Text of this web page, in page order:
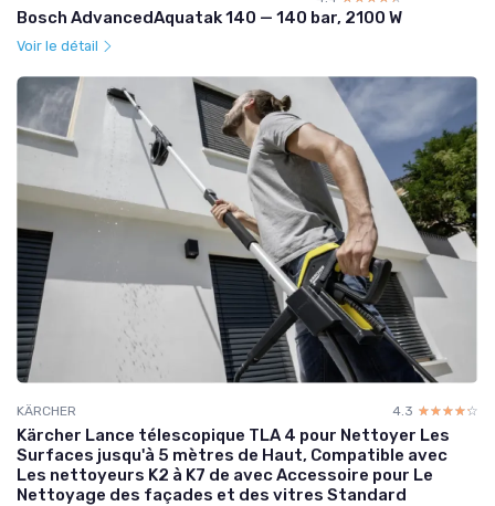
Bosch AdvancedAquatak 140 — 140 bar, 2100 W
Voir le détail
KÄRCHER 4.3 ☆☆☆☆☆
★★★★★
Kärcher Lance télescopique TLA 4 pour Nettoyer Les
Surfaces jusqu'à 5 mètres de Haut, Compatible avec
Les nettoyeurs K2 à K7 de avec Accessoire pour Le
Nettoyage des façades et des vitres Standard